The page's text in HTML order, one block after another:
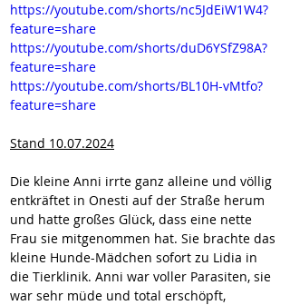
https://youtube.com/shorts/nc5JdEiW1W4?
feature=share
https://youtube.com/shorts/duD6YSfZ98A?
feature=share
https://youtube.com/shorts/BL10H-vMtfo?
feature=share
Stand 10.07.2024
Die kleine Anni irrte ganz alleine und völlig
entkräftet in Onesti auf der Straße herum
und hatte großes Glück, dass eine nette
Frau sie mitgenommen hat. Sie brachte das
kleine Hunde-Mädchen sofort zu Lidia in
die Tierklinik. Anni war voller Parasiten, sie
war sehr müde und total erschöpft,